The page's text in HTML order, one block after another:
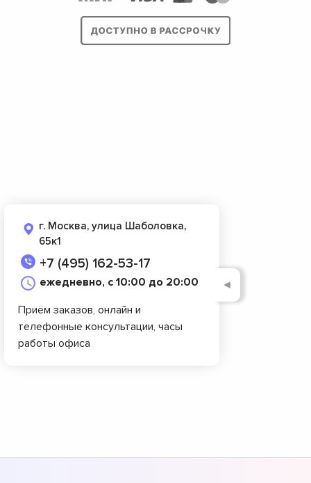
г. Москва, улица Шаболовка,
65к1
+7 (495) 162-53-17
ежедневно, с 10:00 до 20:00
Приём заказов, онлайн и
телефонные консультации, часы
работы офиса
◄